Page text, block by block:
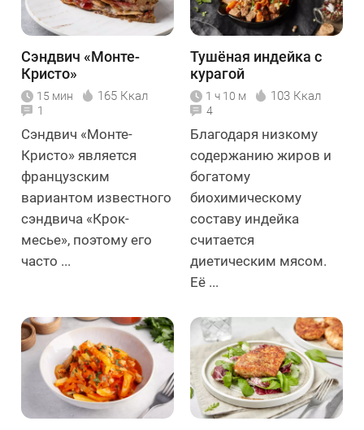
Сэндвич «Монте-
Кристо»
15 мин 165 Ккал
1
Сэндвич «Монте-
Кристо» является
французским
вариантом известного
сэндвича «Крок-
месье», поэтому его
часто ...
Тушёная индейка с
курагой
1 ч 10 м 103 Ккал
4
Благодаря низкому
содержанию жиров и
богатому
биохимическому
составу индейка
считается
диетическим мясом.
Её ...